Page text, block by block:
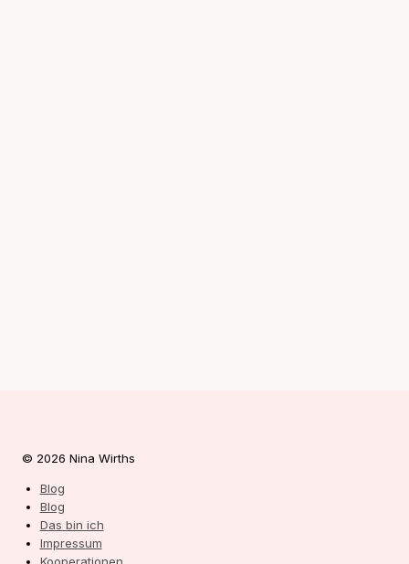
© 2026 Nina Wirths
Blog
Blog
Das bin ich
Impressum
Kooperationen